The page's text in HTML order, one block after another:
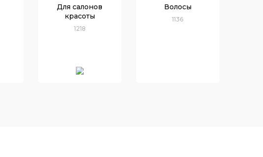
Для салонов
красоты
1218
Волосы
1136